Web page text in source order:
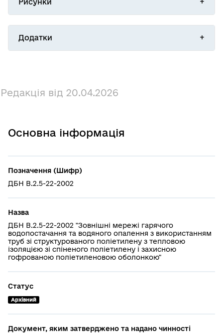
Редакція від 20.04.2026
Основна інформація
Позначення (Шифр)
ДБН В.2.5-22-2002
Назва
ДБН В.2.5-22-2002 "Зовнішні мережі гарячого
водопостачання та водяного опалення з використанням
труб зі структурованого поліетилену з тепловою
ізоляцією зі спіненого поліетилену і захисною
гофрованою поліетиленовою оболонкою"
Статус
Архівний
Документ, яким затверджено та надано чинності
Рисунки
Додатки